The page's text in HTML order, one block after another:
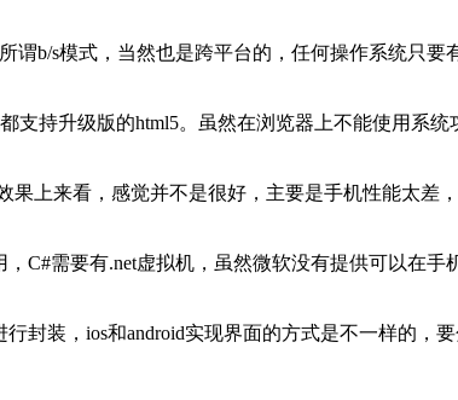
谓b/s模式，当然也是跨平台的，任何操作系统只
持升级版的html5。虽然在浏览器上不能使用系统
效果上来看，感觉并不是很好，主要是手机性能太
C#需要有.net虚拟机，虽然微软没有提供可以在
封装，ios和android实现界面的方式是不一样的，